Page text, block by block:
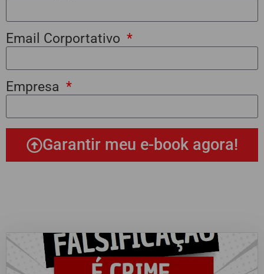
Email Corportativo
Empresa
Garantir meu e-book agora!